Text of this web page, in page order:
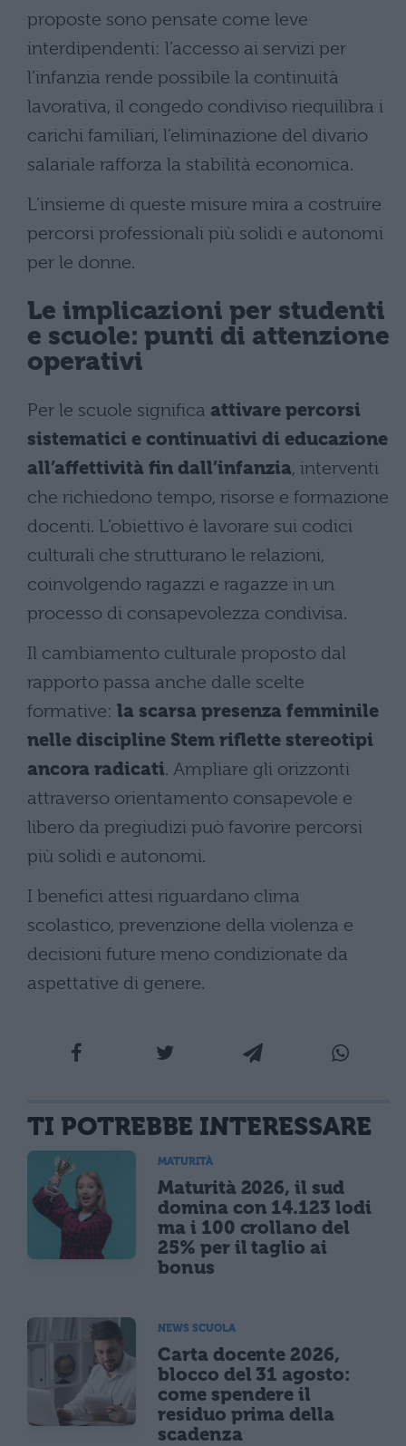
proposte sono pensate come leve
interdipendenti: l’accesso ai servizi per
l’infanzia rende possibile la continuità
lavorativa, il congedo condiviso riequilibra i
carichi familiari, l’eliminazione del divario
salariale rafforza la stabilità economica.
L’insieme di queste misure mira a costruire
percorsi professionali più solidi e autonomi
per le donne.
Le implicazioni per studenti
e scuole: punti di attenzione
operativi
Per le scuole significa attivare percorsi
sistematici e continuativi di educazione
all’affettività fin dall’infanzia, interventi
che richiedono tempo, risorse e formazione
docenti. L’obiettivo è lavorare sui codici
culturali che strutturano le relazioni,
coinvolgendo ragazzi e ragazze in un
processo di consapevolezza condivisa.
Il cambiamento culturale proposto dal
rapporto passa anche dalle scelte
formative: la scarsa presenza femminile
nelle discipline Stem riflette stereotipi
ancora radicati. Ampliare gli orizzonti
attraverso orientamento consapevole e
libero da pregiudizi può favorire percorsi
più solidi e autonomi.
I benefici attesi riguardano clima
scolastico, prevenzione della violenza e
decisioni future meno condizionate da
aspettative di genere.
TI POTREBBE INTERESSARE
MATURITÀ
Maturità 2026, il sud
domina con 14.123 lodi
ma i 100 crollano del
25% per il taglio ai
bonus
NEWS SCUOLA
Carta docente 2026,
blocco del 31 agosto:
come spendere il
residuo prima della
scadenza